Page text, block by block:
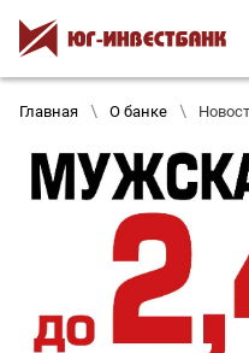
Главная О банке